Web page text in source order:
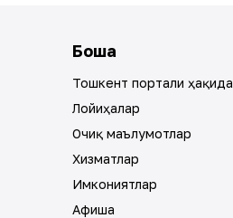
Бошқа
Тошкент портали ҳақида
Лойиҳалар
Очиқ маълумотлар
Хизматлар
Имкониятлар
Афиша